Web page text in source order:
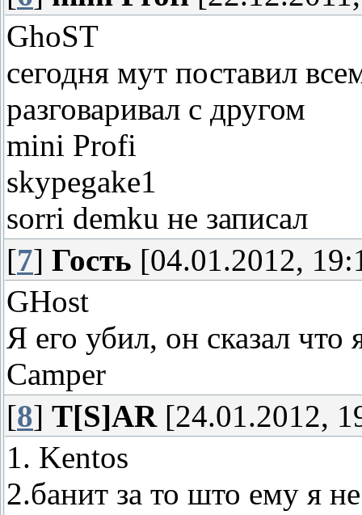
GhoST
сегодня мут поставил
разговаривал с другом
mini Profi
skypegake1
sorri demku не записал
[7] Гость [04.01.2012,
GHost
Я его убил, он сказал что
Camper
[8] T[S]AR[24.01.2012,
1. Kentos
2.банит за то што ему я